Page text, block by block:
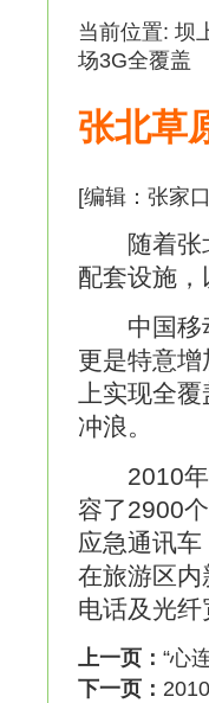
当前位置: 坝
场3G全覆盖
张北草
[编辑：张家
随着张北
配套设施
中国移动
更是特意
上实现全
冲浪。
2010年
容了2900
应急通讯
在旅游区
电话及光
上一页： “心
下一页：